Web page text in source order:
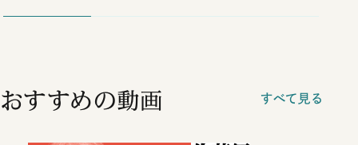
おすすめの動画 すべて見る